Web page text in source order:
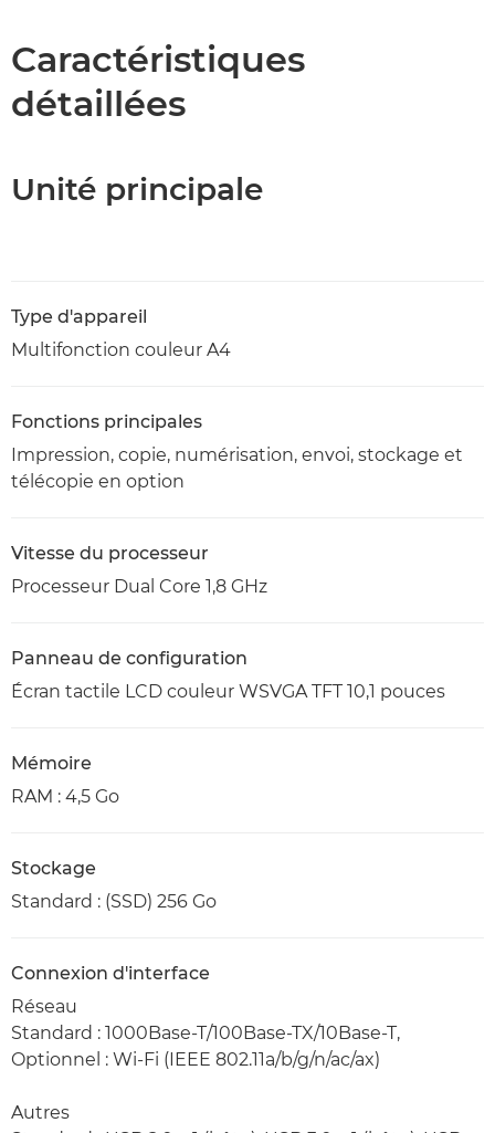
Téléchargement au format PDF
Caractéristiques
détaillées
Unité principale
Type d'appareil
Multifonction couleur A4
Fonctions principales
Impression, copie, numérisation, envoi, stockage et
télécopie en option
Vitesse du processeur
Processeur Dual Core 1,8 GHz
Panneau de configuration
Écran tactile LCD couleur WSVGA TFT 10,1 pouces
Mémoire
RAM : 4,5 Go
Stockage
Standard : (SSD) 256 Go
Connexion d'interface
Réseau
Standard : 1000Base-T/100Base-TX/10Base-T,
Optionnel : Wi-Fi (IEEE 802.11a/b/g/n/ac/ax)
Autres